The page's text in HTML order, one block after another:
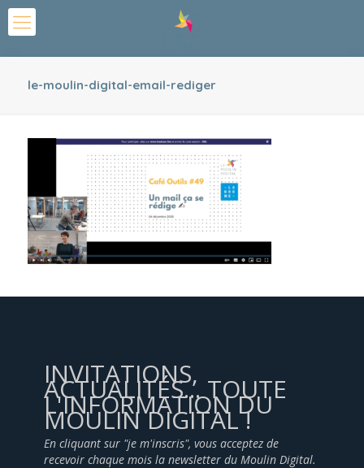
le-moulin-digital-email-rediger
INVITATIONS,
ACTUALITÉS... TOUTE
L'INFORMATION DU
MOULIN DIGITAL !
En cliquant sur "je m'inscris", vous acceptez de
recevoir chaque mois la newsletter du Moulin Digital.